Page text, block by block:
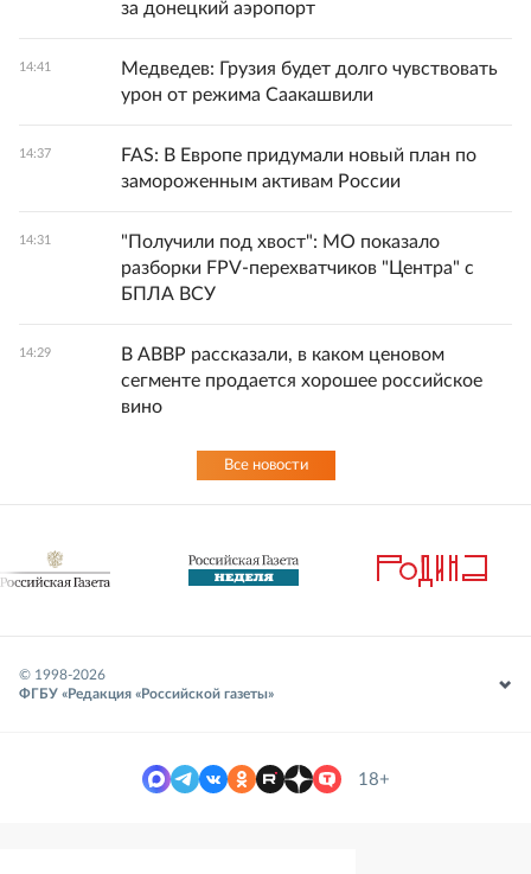
за донецкий аэропорт
14:41
Медведев: Грузия будет долго чувствовать
урон от режима Саакашвили
14:37
FAS: В Европе придумали новый план по
замороженным активам России
14:31
"Получили под хвост": МО показало
разборки FPV-перехватчиков "Центра" с
БПЛА ВСУ
14:29
В АВВР рассказали, в каком ценовом
сегменте продается хорошее российское
вино
Все новости
© 1998-2026
ФГБУ «Редакция «Российской газеты»
18+